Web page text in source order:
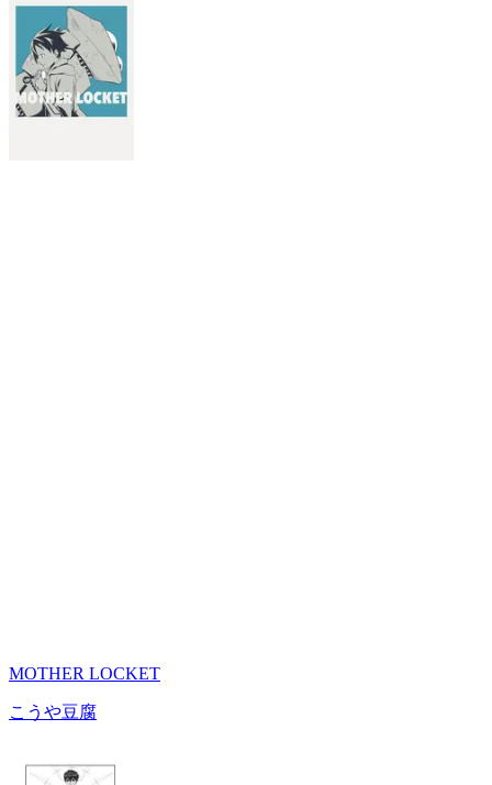
MOTHER LOCKET
こうや豆腐